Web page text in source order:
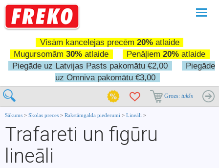
Visām kancelejas precēm 20%atlaide
Mugursomām 30% atlaide Penāļiem 20% atlaide
Piegāde uz Latvijas Pasts pakomātu €2,00
Piegāde
uz Omniva pakomātu €3,00
Grozs: tukšs
Sākums > Skolas preces > Rakstāmgalda piederumi > Lineāli >
Trafareti un figūru
lineāli